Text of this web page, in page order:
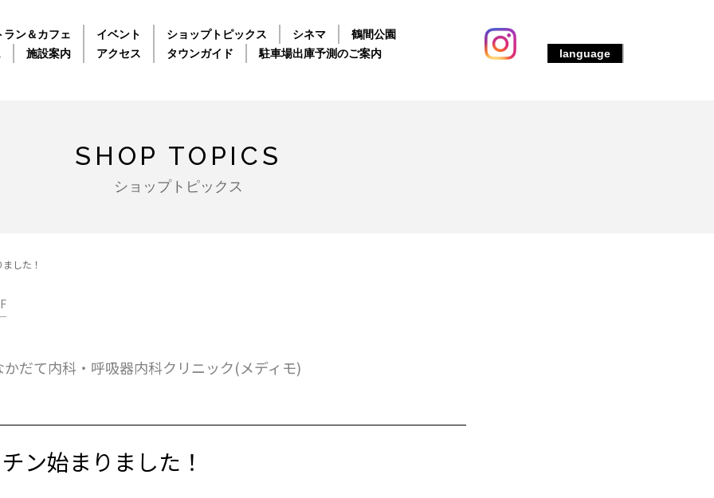
ラン＆カフェ イベント ショップトピックス シネマ
鶴間公園
施設案内 アクセス タウンガイド 駐車場出庫予測のご案内 language
SHOP TOPICS
ショップトピックス
した！
かだて内科・呼吸器内科クリニック(メディモ)
ン始まりました！